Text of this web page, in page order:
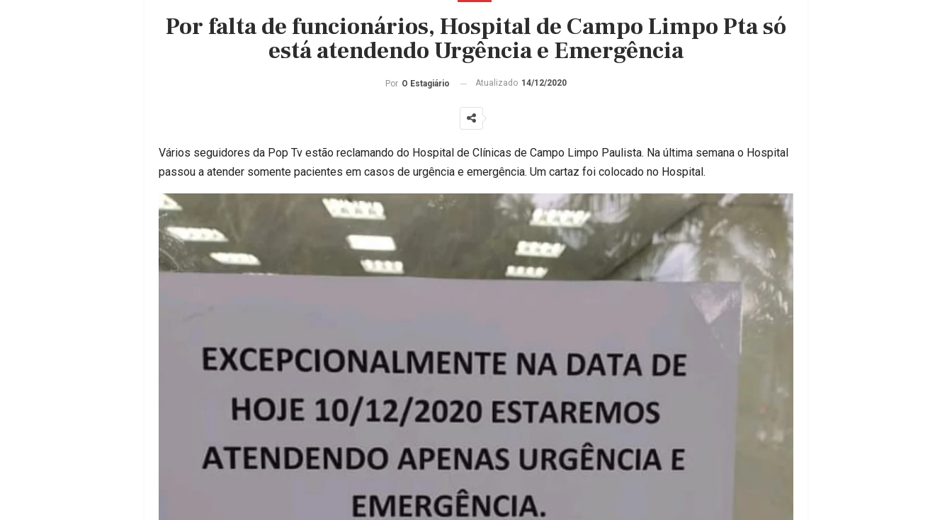
Por falta de funcionários, Hospital de Campo Limpo Pta só
está atendendo Urgência e Emergência
Por O Estagiário Atualizado 14/12/2020
Vários seguidores da Pop Tv estão reclamando do Hospital de Clínicas de Campo Limpo Paulista. Na última semana o Hospital
passou a atender somente pacientes em casos de urgência e emergência. Um cartaz foi colocado no Hospital.